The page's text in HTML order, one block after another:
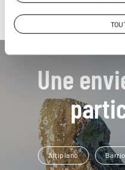
Une
Altiplano